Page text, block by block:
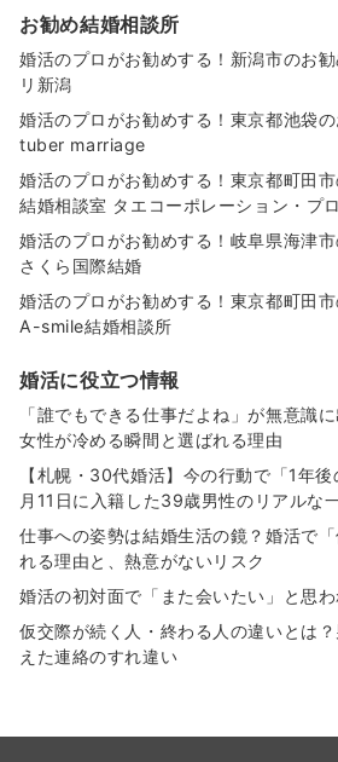
お勧め結婚相談所
婚活のプロがお勧めする！新潟市のお
リ新潟
婚活のプロがお勧めする！東京都池袋
tuber marriage
婚活のプロがお勧めする！東京都町田
結婚相談室 タエコーポレーション・プ
婚活のプロがお勧めする！岐阜県海津
さくら国際結婚
婚活のプロがお勧めする！東京都町田
A-smile結婚相談所
婚活に役立つ情報
「誰でもできる仕事だよね」が無意識
女性が冷める瞬間と選ばれる理由
【札幌・30代婚活】今の行動で「1年
月11日に入籍した39歳男性のリアルな
仕事への姿勢は結婚生活の鏡？婚活で
れる理由と、熱意がないリスク
婚活の初対面で「また会いたい」と思
仮交際が続く人・終わる人の違いとは
えた連絡のすれ違い